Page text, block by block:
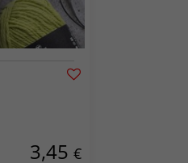
3,45 €